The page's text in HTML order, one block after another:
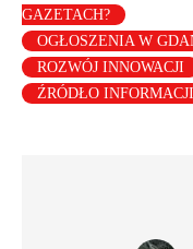
GAZETACH?
OGŁOSZENIA W
ROZWÓJ INNOWACJI
ŹRÓDŁO INFORMACJI